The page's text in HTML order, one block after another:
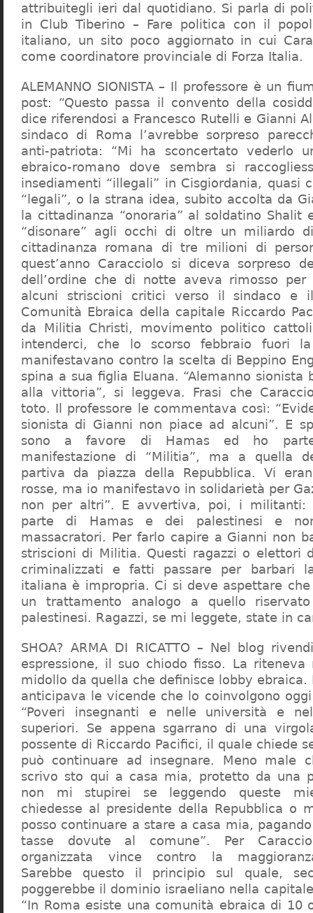
attribuitegli ieri dal quotidiano. Si parla di
in Club Tiberino – Fare politica con il
italiano, un sito poco aggiornato in cui
come coordinatore provinciale di Forza Italia.
ALEMANNO SIONISTA – Il professore è un
post: “Questo passa il convento della
dice riferendosi a Francesco Rutelli e Gianni
sindaco di Roma l’avrebbe sorpreso
anti-patriota: “Mi ha sconcertato vederlo
ebraico-romano dove sembra si
insediamenti “illegali” in Cisgiordania, quasi
“legali”, o la strana idea, subito accolta da
la cittadinanza “onoraria” al soldatino Shalit
“disonare” agli occhi di oltre un miliardo
cittadinanza romana di tre milioni di
quest’anno Caracciolo si diceva sorpreso
dell’ordine che di notte aveva rimosso
alcuni striscioni critici verso il sindaco e
Comunità Ebraica della capitale Riccardo
da Militia Christi, movimento politico
intenderci, che lo scorso febbraio fuori
manifestavano contro la scelta di Beppino
spina a sua figlia Eluana. “Alemanno sionista
alla vittoria”, si leggeva. Frasi che
toto. Il professore le commentava così:
sionista di Gianni non piace ad alcuni”. E
sono a favore di Hamas ed ho
manifestazione di “Militia”, ma a quella
partiva da piazza della Repubblica. Vi
rosse, ma io manifestavo in solidarietà per
non per altri”. E avvertiva, poi, i militanti:
parte di Hamas e dei palestinesi e
massacratori. Per farlo capire a Gianni non
striscioni di Militia. Questi ragazzi o elettori
criminalizzati e fatti passare per barbari
italiana è impropria. Ci si deve aspettare
un trattamento analogo a quello
palestinesi. Ragazzi, se mi leggete, state in
SHOA? ARMA DI RICATTO – Nel blog
espressione, il suo chiodo fisso. La
midollo da quella che definisce lobby ebraica.
anticipava le vicende che lo coinvolgono
“Poveri insegnanti e nelle università e
superiori. Se appena sgarrano di una
possente di Riccardo Pacifici, il quale chiede
può continuare ad insegnare. Meno male
scrivo sto qui a casa mia, protetto da una
non mi stupirei se leggendo queste
chiedesse al presidente della Repubblica o
posso continuare a stare a casa mia,
tasse dovute al comune”. Per
organizzata vince contro la
Sarebbe questo il principio sul quale,
poggerebbe il dominio israeliano nella
“In Roma esiste una comunità ebraica di 10